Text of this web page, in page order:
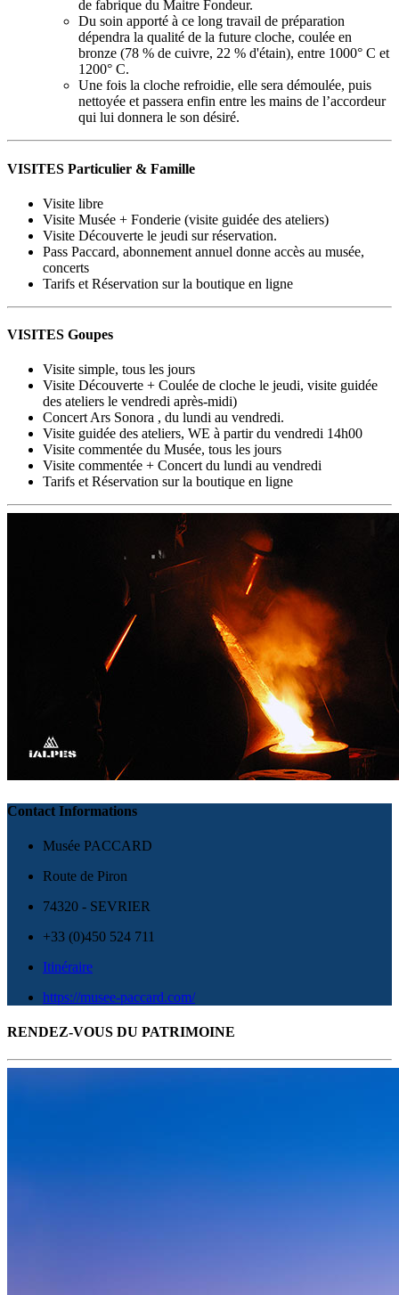
de fabrique du Maitre Fondeur.
Du soin apporté à ce long travail de préparation
dépendra la qualité de la future cloche, coulée en
bronze (78 % de cuivre, 22 % d'étain), entre 1000° C et
1200° C.
Une fois la cloche refroidie, elle sera démoulée, puis
nettoyée et passera enfin entre les mains de l’accordeur
qui lui donnera le son désiré.
VISITES Particulier & Famille
Visite libre
Visite Musée + Fonderie (visite guidée des ateliers)
Visite Découverte le jeudi sur réservation.
Pass Paccard, abonnement annuel donne accès au musée,
concerts
Tarifs et Réservation sur la boutique en ligne
VISITES Goupes
Visite simple, tous les jours
Visite Découverte + Coulée de cloche le jeudi, visite guidée
des ateliers le vendredi après-midi)
Concert Ars Sonora , du lundi au vendredi.
Visite guidée des ateliers, WE à partir du vendredi 14h00
Visite commentée du Musée, tous les jours
Visite commentée + Concert du lundi au vendredi
Tarifs et Réservation sur la boutique en ligne
Contact Informations
Musée PACCARD
Route de Piron
74320 - SEVRIER
+33 (0)450 524 711
Itinéraire
https://musee-paccard.com/
RENDEZ-VOUS DU PATRIMOINE